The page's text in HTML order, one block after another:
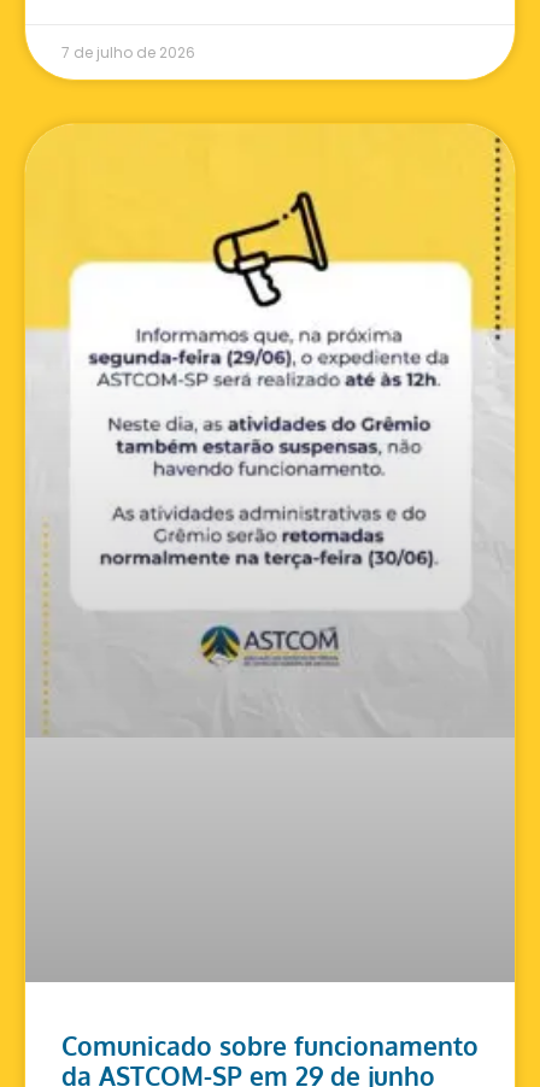
7 de julho de 2026
Comunicado sobre funcionamento
da ASTCOM-SP em 29 de junho